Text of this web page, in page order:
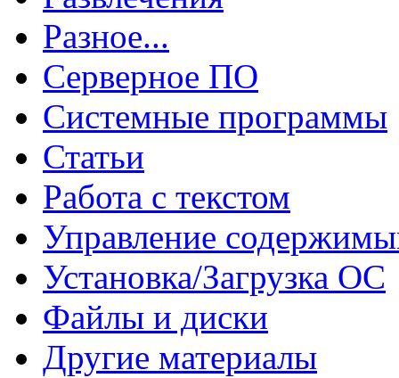
Разное...
Серверное ПО
Системные программы
Статьи
Работа с текстом
Управление
Установка/Загрузка ОС
Файлы и диски
Другие материалы